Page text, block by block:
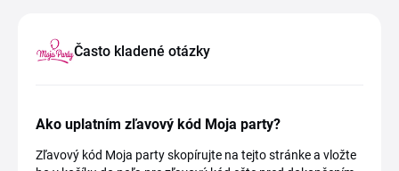
Často kladené otázky
Ako uplatním zľavový kód Moja party?
Zľavový kód Moja party skopírujte na tejto stránke a vložte